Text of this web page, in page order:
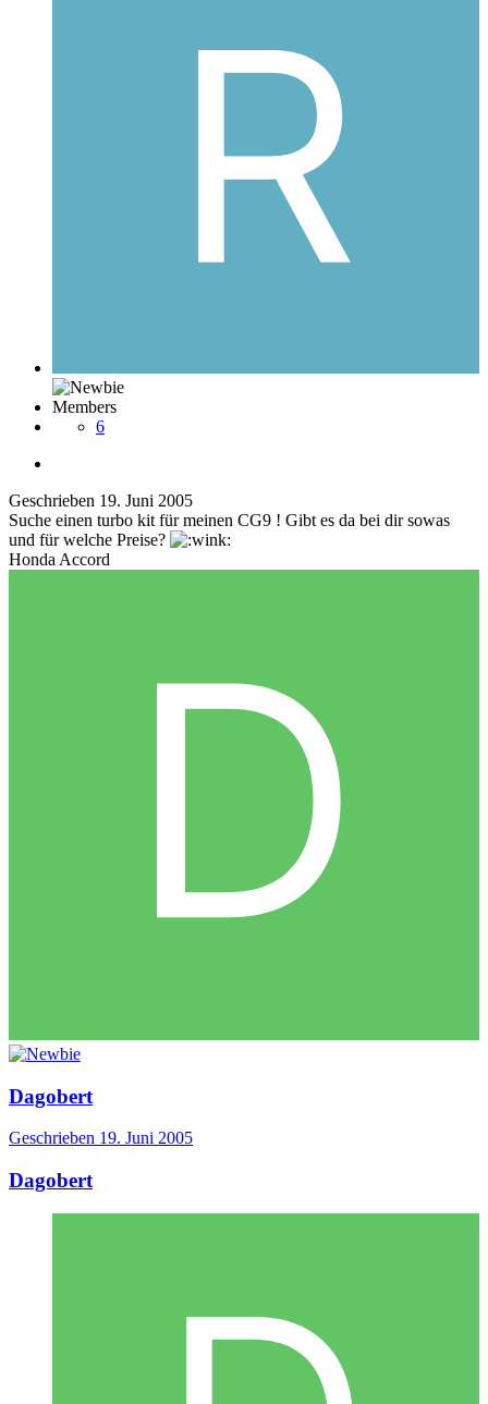
Members
6
Geschrieben 19. Juni 2005
Suche einen turbo kit für meinen CG9 ! Gibt es da bei dir sowas
und für welche Preise?
Honda Accord
Dagobert
Geschrieben 19. Juni 2005
Dagobert